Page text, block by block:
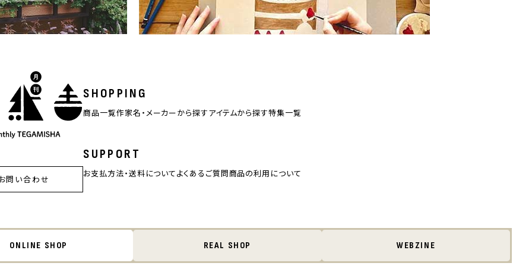
SHOPPING
商品一覧作家名・メーカーから探すアイテムから探す特集一覧
SUPPORT
お支払方法・送料についてよくあるご質問商品の利用について
問い合わせ
ONLINE SHOP REAL SHOP WEBZINE